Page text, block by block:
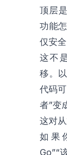
顶层
功能
仅安
这不
移。
代码
者”变
这对
如果
Go”“